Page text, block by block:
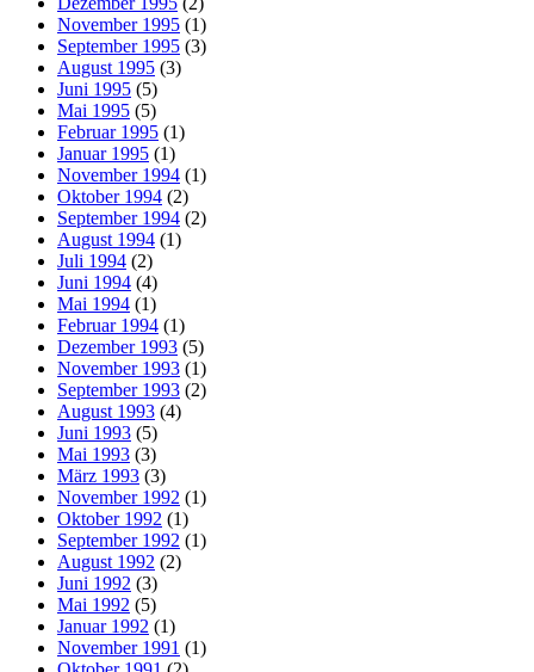
November 1995 (1)
September 1995 (3)
August 1995 (3)
Juni 1995 (5)
Mai 1995 (5)
Februar 1995 (1)
Januar 1995 (1)
November 1994 (1)
Oktober 1994 (2)
September 1994 (2)
August 1994 (1)
Juli 1994 (2)
Juni 1994 (4)
Mai 1994 (1)
Februar 1994 (1)
Dezember 1993 (5)
November 1993 (1)
September 1993 (2)
August 1993 (4)
Juni 1993 (5)
Mai 1993 (3)
März 1993 (3)
November 1992 (1)
Oktober 1992 (1)
September 1992 (1)
August 1992 (2)
Juni 1992 (3)
Mai 1992 (5)
Januar 1992 (1)
November 1991 (1)